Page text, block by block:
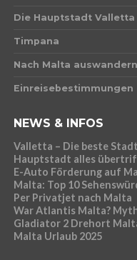
Die Hauptstadt Valletta
Timpana
Nach Malta auswandern
Einreisebestimmungen
NEWS & INFOS
Valletta – Die beste
Hauptstadt alles
E-Auto Förderung auf
Malta: Top 10
Per Privatjet nach Malta
War Atlantis Malta?
Gladiator 2 Drehort
Malta Urlaub 2025